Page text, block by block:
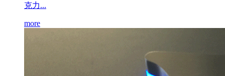
克力...
more